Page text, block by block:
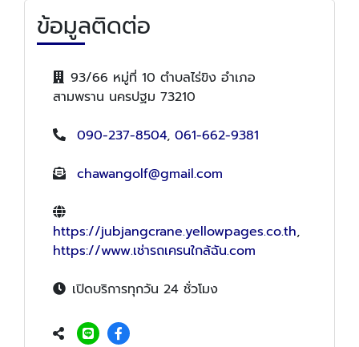
ข้อมูลติดต่อ
93/66 หมู่ที่ 10 ตำบลไร่ขิง อำเภอ
สามพราน นครปฐม 73210
090-237-8504, 061-662-9381
chawangolf@gmail.com
https://jubjangcrane.yellowpages.co.th,
https://www.เช่ารถเครนใกล้ฉัน.com
เปิดบริการทุกวัน 24 ชั่วโมง